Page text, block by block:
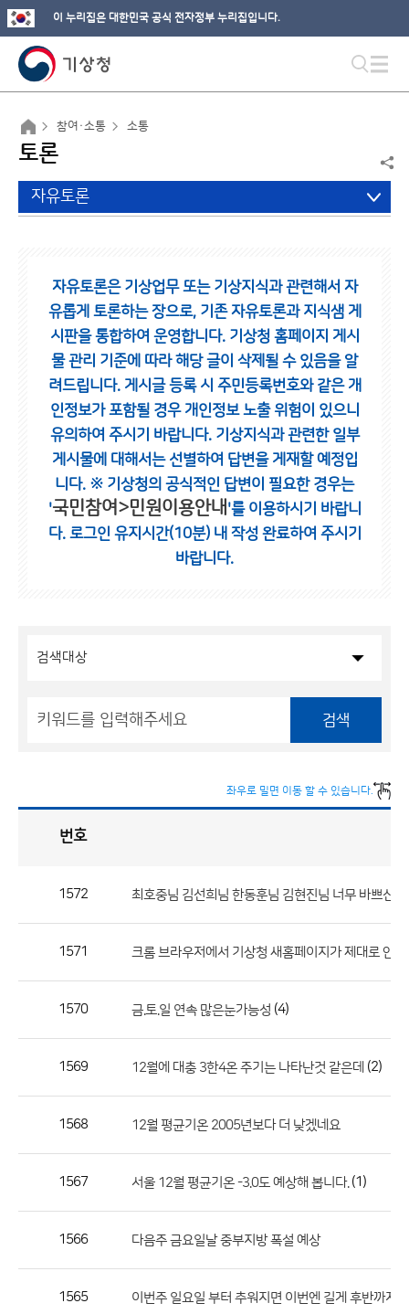
이 누리집은 대한민국 공식 전자정부 누리집입니다.
참여·소통 소통
토론
자유토론
자유토론은 기상업무 또는 기상지식과 관련해서 자
유롭게 토론하는 장으로, 기존 자유토론과 지식샘 게
시판을 통합하여 운영합니다. 기상청 홈페이지 게시
물 관리 기준에 따라 해당 글이 삭제될 수 있음을 알
려드립니다. 게시글 등록 시 주민등록번호와 같은 개
인정보가 포함될 경우 개인정보 노출 위험이 있으니
유의하여 주시기 바랍니다. 기상지식과 관련한 일부
게시물에 대해서는 선별하여 답변을 게재할 예정입
니다. ※ 기상청의 공식적인 답변이 필요한 경우는
'국민참여>민원이용안내 '를 이용하시기 바랍니
다. 로그인 유지시간(10분) 내 작성 완료하여 주시기
바랍니다.
검색
좌우로 밀면 이동 할 수 있습니다.
론
호,
번호
1572 최호중님 김선희님 한동훈님 김현진님 너무 바쁘신
1571 크롬 브라우저에서 기상청 새홈페이지가 제대로 안
1570 금.토.일 연속 많은눈가능성 (4)
1569 12월에 대충 3한4온 주기는 나타난것 같은데 (2)
1568 12월 평균기온 2005년보다 더 낮겠네요
1567 서울 12월 평균기온 -3.0도 예상해 봅니다. (1)
1566 다음주 금요일날 중부지방 폭설 예상
1565 이번주 일요일 부터 추워지면 이번엔 길게 후반까지